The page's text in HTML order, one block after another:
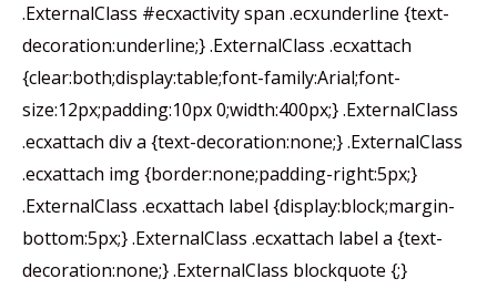
.ExternalClass #ecxactivity span .ecxunderline {text-
decoration:underline;} .ExternalClass .ecxattach
{clear:both;display:table;font-family:Arial;font-
size:12px;padding:10px 0;width:400px;} .ExternalClass
.ecxattach div a {text-decoration:none;} .ExternalClass
.ecxattach img {border:none;padding-right:5px;}
.ExternalClass .ecxattach label {display:block;margin-
bottom:5px;} .ExternalClass .ecxattach label a {text-
decoration:none;} .ExternalClass blockquote {;}